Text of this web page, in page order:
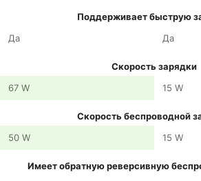
Поддерживает быструю
Да
Да
Скорость зарядки
67 W
15 W
Скорость беспроводной
50 W
15 W
Имеет обратную реверсивную